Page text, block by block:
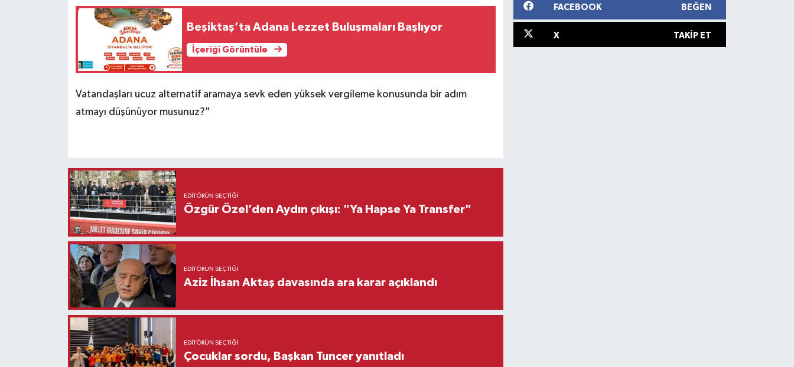
Beşiktaş’ta Adana Lezzet Buluşmaları Başlıyor
İçeriği Görüntüle
Vatandaşları ucuz alternatif aramaya sevk eden yüksek vergileme konusunda bir adım
atmayı düşünüyor musunuz?"
EDITÖRÜN SEÇTIĞI
Özgür Özel’den Aydın çıkışı: "Ya Hapse Ya Transfer"
EDITÖRÜN SEÇTIĞI
Aziz İhsan Aktaş davasında ara karar açıklandı
EDITÖRÜN SEÇTIĞI
Çocuklar sordu, Başkan Tuncer yanıtladı
FACEBOOK BEĞEN
X TAKIP ET